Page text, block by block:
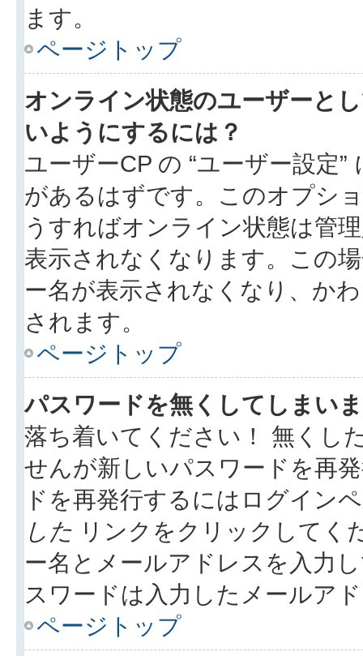
ます。
ページトップ
オンライン状態のユーザーと
いようにするには？
ユーザーCP の “ユーザー設定
があるはずです。このオプシ
うすればオンライン状態は管
表示されなくなります。この
ー名が表示されなくなり、か
されます。
ページトップ
パスワードを無くしてしまい
落ち着いてください！ 無くし
せんが新しいパスワードを再
ドを再発行するにはログイン
した リンクをクリックしてく
ー名とメールアドレスを入力
スワードは入力したメールア
ページトップ